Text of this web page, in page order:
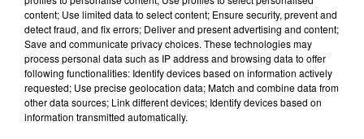
ARRÊTÉ POUR LES ACTIVITÉS DE...
content; Use limited data to select content; Ensure security, prevent and
detect fraud, and fix errors; Deliver and present advertising and content;
Save and communicate privacy choices. These technologies may
process personal data such as IP address and browsing data to offer
following functionalities: Identify devices based on information actively
requested; Use precise geolocation data; Match and combine data from
other data sources; Link different devices; Identify devices based on
information transmitted automatically.